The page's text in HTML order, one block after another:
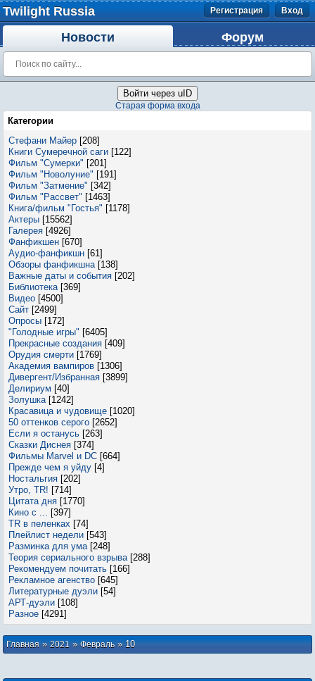
Twilight Russia Регистрация Вход
Новости Форум
Войти через uID
Старая форма входа
Категории
Стефани Майер [208]
Книги Сумеречной саги [122]
Фильм "Сумерки" [201]
Фильм "Новолуние" [191]
Фильм "Затмение" [342]
Фильм "Рассвет" [1463]
Книга/фильм "Гостья" [1178]
Актеры [15562]
Галерея [4926]
Фанфикшен [670]
Аудио-фанфикшн [61]
Обзоры фанфикшна [138]
Важные даты и события [202]
Библиотека [369]
Видео [4500]
Сайт [2499]
Опросы [172]
"Голодные игры" [6405]
Прекрасные создания [409]
Орудия смерти [1769]
Академия вампиров [1306]
Дивергент/Избранная [3899]
Делириум [40]
Золушка [1242]
Красавица и чудовище [1020]
50 оттенков серого [2652]
Если я останусь [263]
Сказки Диснея [374]
Фильмы Marvel и DC [664]
Прежде чем я уйду [4]
Ностальгия [202]
Утро, TR! [714]
Цитата дня [1770]
Кино с ... [397]
TR в пеленках [74]
Плейлист недели [543]
Разминка для ума [248]
Теория сериального взрыва [288]
Рекомендуем почитать [166]
Рекламное агенство [645]
Литературные дуэли [54]
АРТ-дуэли [108]
Разное [4291]
Главная»2021 » Февраль » 10